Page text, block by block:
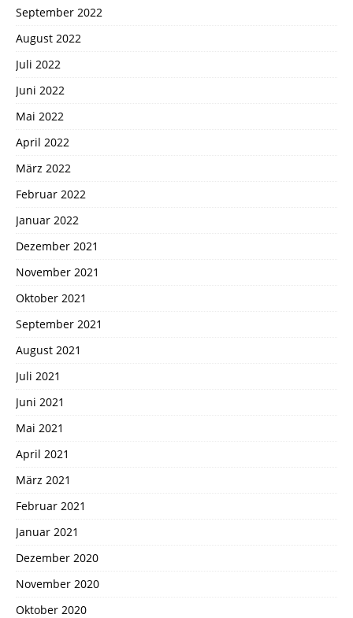
September 2022
August 2022
Juli 2022
Juni 2022
Mai 2022
April 2022
März 2022
Februar 2022
Januar 2022
Dezember 2021
November 2021
Oktober 2021
September 2021
August 2021
Juli 2021
Juni 2021
Mai 2021
April 2021
März 2021
Februar 2021
Januar 2021
Dezember 2020
November 2020
Oktober 2020